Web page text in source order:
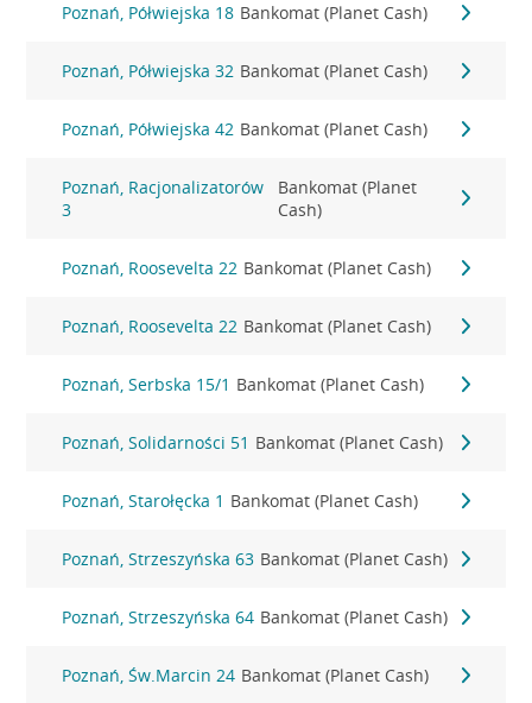
Poznań, Półwiejska 18 Bankomat (Planet Cash)
Poznań, Półwiejska 32 Bankomat (Planet Cash)
Poznań, Półwiejska 42 Bankomat (Planet Cash)
Poznań, Racjonalizatorów
3
Bankomat (Planet
Cash)
Poznań, Roosevelta 22 Bankomat (Planet Cash)
Poznań, Roosevelta 22 Bankomat (Planet Cash)
Poznań, Serbska 15/1 Bankomat (Planet Cash)
Poznań, Solidarności 51 Bankomat (Planet Cash)
Poznań, Starołęcka 1 Bankomat (Planet Cash)
Poznań, Strzeszyńska 63 Bankomat (Planet Cash)
Poznań, Strzeszyńska 64 Bankomat (Planet Cash)
Poznań, Św.Marcin 24 Bankomat (Planet Cash)